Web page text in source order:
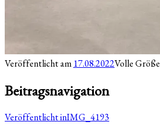
Veröffentlicht am 17.08.2022Volle Größe
Beitragsnavigation
Veröffentlicht inIMG_4193